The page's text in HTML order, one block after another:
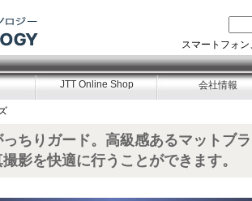
スマートフォ
JTT Online Shop 会社情報
ちりガード。高級感あるマットブ
影を快適に行うことができます。